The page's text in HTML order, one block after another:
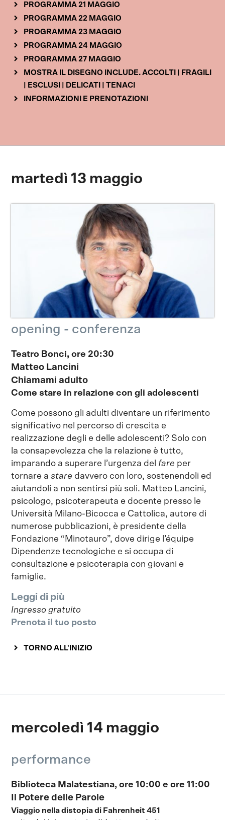
PROGRAMMA 21 MAGGIO
PROGRAMMA 22 MAGGIO
PROGRAMMA 23 MAGGIO
PROGRAMMA 24 MAGGIO
PROGRAMMA 27 MAGGIO
MOSTRA IL DISEGNO INCLUDE. ACCOLTI | FRAGILI
| ESCLUSI | DELICATI | TENACI
INFORMAZIONI E PRENOTAZIONI
martedì 13 maggio
opening - conferenza
Teatro Bonci,ore 20:30
Matteo Lancini
Chiamami adulto
Come stare in relazione con gli adolescenti
Come possono gli adulti diventare un riferimento
significativo nel percorso di crescita e
realizzazione degli e delle adolescenti? Solo con
la consapevolezza che la relazione è tutto,
imparando a superare l’urgenza del fare per
tornare astare davvero con loro, sostenendoli ed
aiutandoli a non sentirsi più soli. Matteo Lancini,
psicologo, psicoterapeuta e docente presso le
Università Milano-Bicocca e Cattolica, autore di
numerose pubblicazioni, è presidente della
Fondazione “Minotauro”, dove dirige l’équipe
Dipendenze tecnologiche e si occupa di
consultazione e psicoterapia con giovani e
famiglie.
Leggi di più
Ingresso gratuito
Prenota il tuo posto
TORNO ALL'INIZIO
mercoledì 14 maggio
performance
Biblioteca Malatestiana, ore 10:00 e ore 11:00
Il Potere delle Parole
Viaggio nella distopia di Fahrenheit 451